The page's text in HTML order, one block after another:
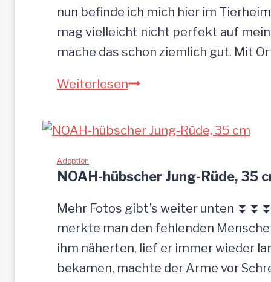
nun befinde ich mich hier im
mag vielleicht nicht perfekt auf
mache das schon ziemlich gut. Mit
WeiterlesenS
n
–
G
n
a
d
Adoption
NOAH-hübscher Jung-Rüde, 35
Mehr Fotos gibt’s weiter unten
merkte man den fehlenden
ihm näherten, lief er immer wieder
bekamen, machte der Arme vor